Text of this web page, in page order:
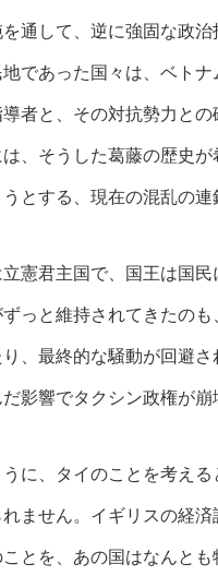
通して、逆に強固な政治
地であった国々は、ベト
導者と、その対抗勢力と
は、そうした葛藤の歴史
うとする、現在の混乱の
立憲君主国で、国王は国民
ずっと維持されてきたの
り、最終的な騒動が回避
影響でタクシン政権が
うに、タイのことを考え
れません。イギリスの経
ことを、あの国はなんと